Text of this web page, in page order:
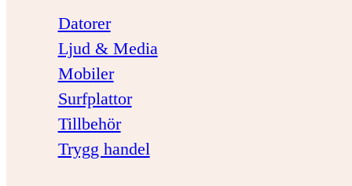
Datorer
Ljud & Media
Mobiler
Surfplattor
Tillbehör
Trygg handel